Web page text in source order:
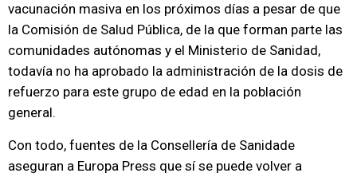
vacunación masiva en los próximos días a pesar de que
la Comisión de Salud Pública, de la que forman parte las
comunidades autónomas y el Ministerio de Sanidad,
todavía no ha aprobado la administración de la dosis de
refuerzo para este grupo de edad en la población
general.
Con todo, fuentes de la Consellería de Sanidade
aseguran a Europa Press que sí se puede volver a